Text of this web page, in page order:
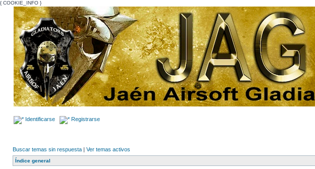
{ COOKIE_INFO }
Identificarse Registrarse
Buscar temas sin respuesta | Ver temas activos
Índice general